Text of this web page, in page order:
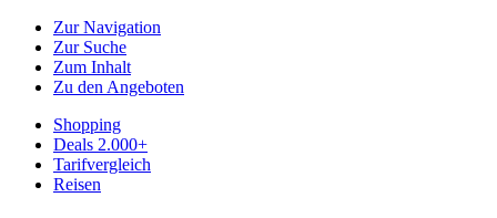
Zur Navigation
Zur Suche
Zum Inhalt
Zu den Angeboten
Shopping
Deals 2.000+
Tarifvergleich
Reisen